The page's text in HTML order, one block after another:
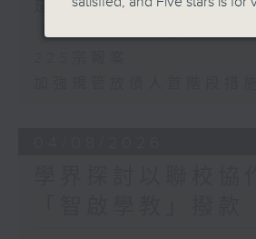
足本 Full (HKT 17:00
「Fun Coffee」投資騙